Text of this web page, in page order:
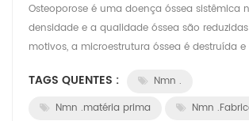
Osteoporose é uma doença óssea sistêmica
densidade e a qualidade óssea são
motivos, a microestrutura óssea é destruída
TAGS QUENTES :
Nmn .
Nmn .matéria prima
Nmn